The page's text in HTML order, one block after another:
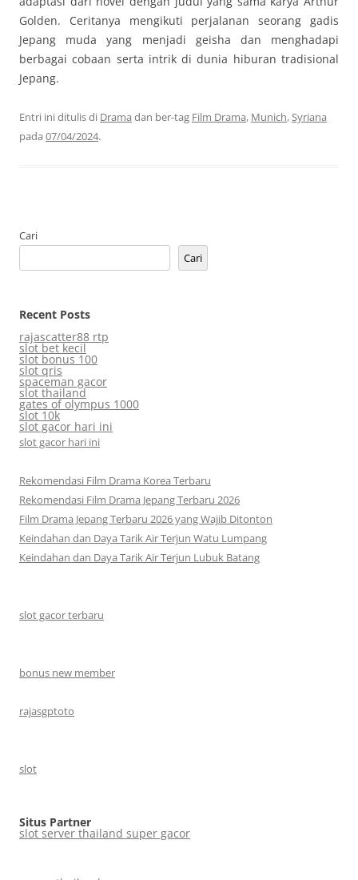
Golden. Ceritanya mengikuti perjalanan seorang gadis
Jepang muda yang menjadi geisha dan menghadapi
berbagai cobaan serta intrik di dunia hiburan tradisional
Jepang.
Entri ini ditulis di Drama dan ber-tag Film Drama, Munich,Syriana
pada 07/04/2024.
Cari
Cari
Recent Posts
rajascatter88 rtp
slot bet kecil
slot bonus 100
slot qris
spaceman gacor
slot thailand
gates of olympus 1000
slot 10k
slot gacor hari ini
slot gacor hari ini
Rekomendasi Film Drama Korea Terbaru
Rekomendasi Film Drama Jepang Terbaru 2026
Film Drama Jepang Terbaru 2026 yang Wajib Ditonton
Keindahan dan Daya Tarik Air Terjun Watu Lumpang
Keindahan dan Daya Tarik Air Terjun Lubuk Batang
slot gacor terbaru
bonus new member
rajasgptoto
slot
Situs Partner
slot server thailand super gacor